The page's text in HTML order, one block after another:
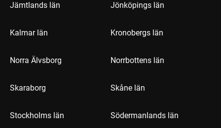
Jämtlands län Jönköpings län
Kalmar län Kronobergs län
Norra Älvsborg Norrbottens län
Skaraborg Skåne län
Stockholms län Södermanlands län